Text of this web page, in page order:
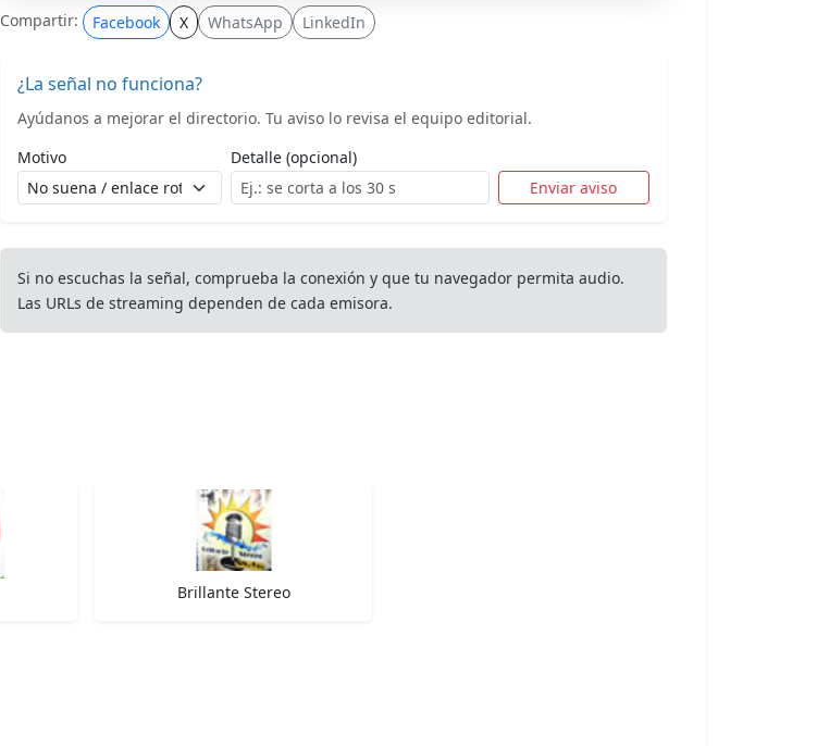
Compartir: Facebook X WhatsApp LinkedIn
¿La señal no funciona?
Ayúdanos a mejorar el directorio. Tu aviso lo revisa el equipo editorial.
Motivo
Detalle (opcional)
Enviar aviso
Si no escuchas la señal, comprueba la conexión y que tu navegador permita audio.
Las URLs de streaming dependen de cada emisora.
Brillante Stereo